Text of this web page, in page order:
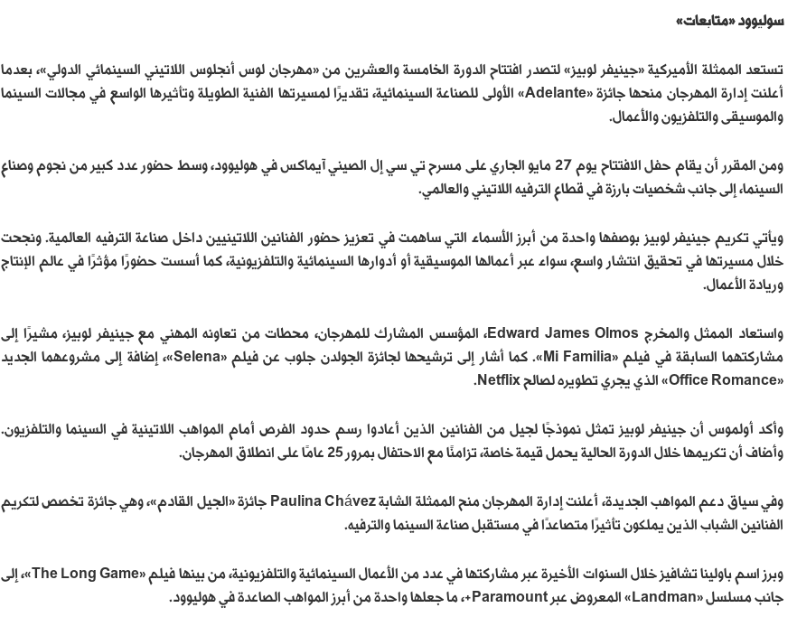
سوليوود «متابعات»
تستعد الممثلة الأميركية «جينيفر لوبيز» لتصدر افتتاح الدورة الخامسة والعشرين من «مهرجان لوس أنجلوس اللاتيني السينمائي الدولي»، بعدما
أعلنت إدارة المهرجان منحها جائزة «Adelante» الأولى للصناعة السينمائية، تقديرًا لمسيرتها الفنية الطويلة وتأثيرها الواسع في مجالات السينما
والموسيقى والتلفزيون والأعمال.
ومن المقرر أن يقام حفل الافتتاح يوم 27 مايو الجاري على مسرح تي سي إل الصيني آيماكس في هوليوود، وسط حضور عدد كبير من نجوم وصناع
السينما، إلى جانب شخصيات بارزة في قطاع الترفيه اللاتيني والعالمي.
ويأتي تكريم جينيفر لوبيز بوصفها واحدة من أبرز الأسماء التي ساهمت في تعزيز حضور الفنانين اللاتينيين داخل صناعة الترفيه العالمية. ونجحت
خلال مسيرتها في تحقيق انتشار واسع، سواء عبر أعمالها الموسيقية أو أدوارها السينمائية والتلفزيونية، كما أسست حضورًا مؤثرًا في عالم الإنتاج
وريادة الأعمال.
واستعاد الممثل والمخرج Edward James Olmos، المؤسس المشارك للمهرجان، محطات من تعاونه المهني مع جينيفر لوبيز، مشيرًا إلى
مشاركتهما السابقة في فيلم «Mi Familia». كما أشار إلى ترشيحها لجائزة الجولدن جلوب عن فيلم «Selena»، إضافة إلى مشروعهما الجديد
«Office Romance» الذي يجري تطويره لصالح Netflix⁠.
وأكد أولموس أن جينيفر لوبيز تمثل نموذجًا لجيل من الفنانين الذين أعادوا رسم حدود الفرص أمام المواهب اللاتينية في السينما والتلفزيون.
وأضاف أن تكريمها خلال الدورة الحالية يحمل قيمة خاصة، تزامنًا مع الاحتفال بمرور 25 عامًا على انطلاق المهرجان.
وفي سياق دعم المواهب الجديدة، أعلنت إدارة المهرجان منح الممثلة الشابة Paulina Chávez جائزة «الجيل القادم»، وهي جائزة تخصص لتكريم
الفنانين الشباب الذين يملكون تأثيرًا متصاعدًا في مستقبل صناعة السينما والترفيه.
وبرز اسم باولينا تشافيز خلال السنوات الأخيرة عبر مشاركتها في عدد من الأعمال السينمائية والتلفزيونية، من بينها فيلم «The Long Game»، إلى
جانب مسلسل «Landman» المعروض عبر Paramount+⁠، ما جعلها واحدة من أبرز المواهب الصاعدة في هوليوود.